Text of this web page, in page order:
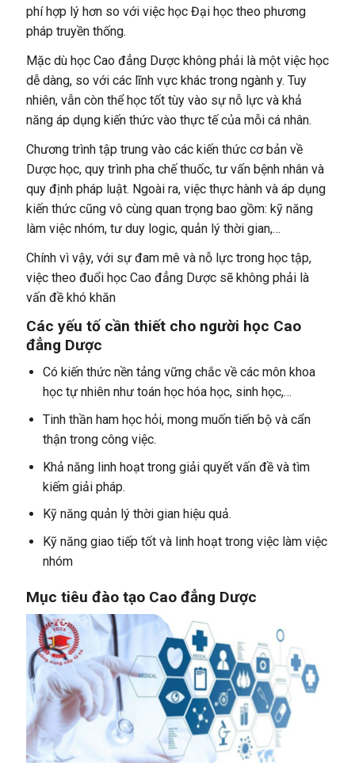
phí hợp lý hơn so với việc học Đại học theo phương
pháp truyền thống.
Mặc dù học Cao đẳng Dược không phải là một việc học
dễ dàng, so với các lĩnh vực khác trong ngành y. Tuy
nhiên, vẫn còn thể học tốt tùy vào sự nỗ lực và khả
năng áp dụng kiến thức vào thực tế của mỗi cá nhân.
Chương trình tập trung vào các kiến thức cơ bản về
Dược học, quy trình pha chế thuốc, tư vấn bệnh nhân và
quy định pháp luật. Ngoài ra, việc thực hành và áp dụng
kiến thức cũng vô cùng quan trọng bao gồm: kỹ năng
làm việc nhóm, tư duy logic, quản lý thời gian,…
Chính vì vậy, với sự đam mê và nỗ lực trong học tập,
việc theo đuổi học Cao đẳng Dược sẽ không phải là
vấn đề khó khăn
Các yếu tố cần thiết cho người học Cao
đẳng Dược
Có kiến thức nền tảng vững chắc về các môn khoa
học tự nhiên như toán học hóa học, sinh học,…
Tinh thần ham học hỏi, mong muốn tiến bộ và cẩn
thận trong công việc.
Khả năng linh hoạt trong giải quyết vấn đề và tìm
kiếm giải pháp.
Kỹ năng quản lý thời gian hiệu quả.
Kỹ năng giao tiếp tốt và linh hoạt trong việc làm việc
nhóm
Mục tiêu đào tạo Cao đẳng Dược